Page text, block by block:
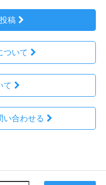
稿
ついて
て
い合わせる